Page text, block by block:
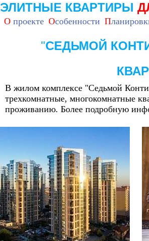
ЭЛИТНЫЕ КВАРТИРЫ
О проекте Особенности П
"СЕДЬМОЙ
В жилом комплексе "Седьмой
трехкомнатные, многокомнатные
проживанию. Более подробную